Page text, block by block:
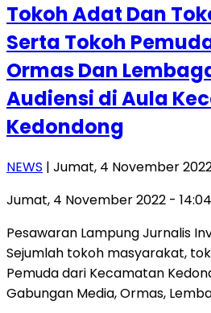
Tokoh Adat Dan
Serta Tokoh
Ormas Dan
Audiensi di Aula
Kedondong
NEWS | Jumat, 4 November
Jumat, 4 November 2022 -
Pesawaran Lampung Jurnalis
Sejumlah tokoh masyarakat,
Pemuda dari Kecamatan
Gabungan Media, Ormas,